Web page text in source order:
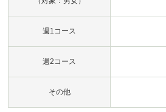
週1コース
週2コース
その他